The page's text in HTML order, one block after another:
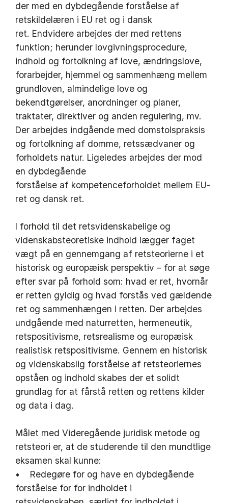
der med en dybdegående forståelse af
retskildelæren i EU ret og i dansk
ret. Endvidere arbejdes der med rettens
funktion; herunder lovgivningsprocedure,
indhold og fortolkning af love, ændringslove,
forarbejder, hjemmel og sammenhæng mellem
grundloven, almindelige love og
bekendtgørelser, anordninger og planer,
traktater, direktiver og anden regulering, mv.
Der arbejdes indgående med domstolspraksis
og fortolkning af domme, retssædvaner og
forholdets natur. Ligeledes arbejdes der mod
en dybdegående
forståelse af kompetenceforholdet mellem EU-
ret og dansk ret.
I forhold til det retsvidenskabelige og
videnskabsteoretiske indhold lægger faget
vægt på en gennemgang af retsteorierne i et
historisk og europæisk perspektiv – for at søge
efter svar på forhold som: hvad er ret, hvornår
er retten gyldig og hvad forstås ved gældende
ret og sammenhængen i retten. Der arbejdes
undgående med naturretten, hermeneutik,
retspositivisme, retsrealisme og europæisk
realistisk retspositivisme. Gennem en historisk
og videnskabslig forståelse af retsteoriernes
opståen og indhold skabes der et solidt
grundlag for at fårstå retten og rettens kilder
og data i dag.
Målet med Videregående juridisk metode og
retsteori er, at de studerende til den mundtlige
eksamen skal kunne:
• Redegøre for og have en dybdegående
forståelse for for indholdet i